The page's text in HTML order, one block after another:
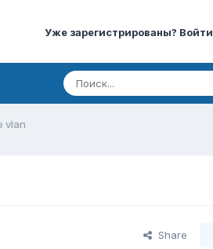
Уже зарегистрированы? Войти
vlan
Share